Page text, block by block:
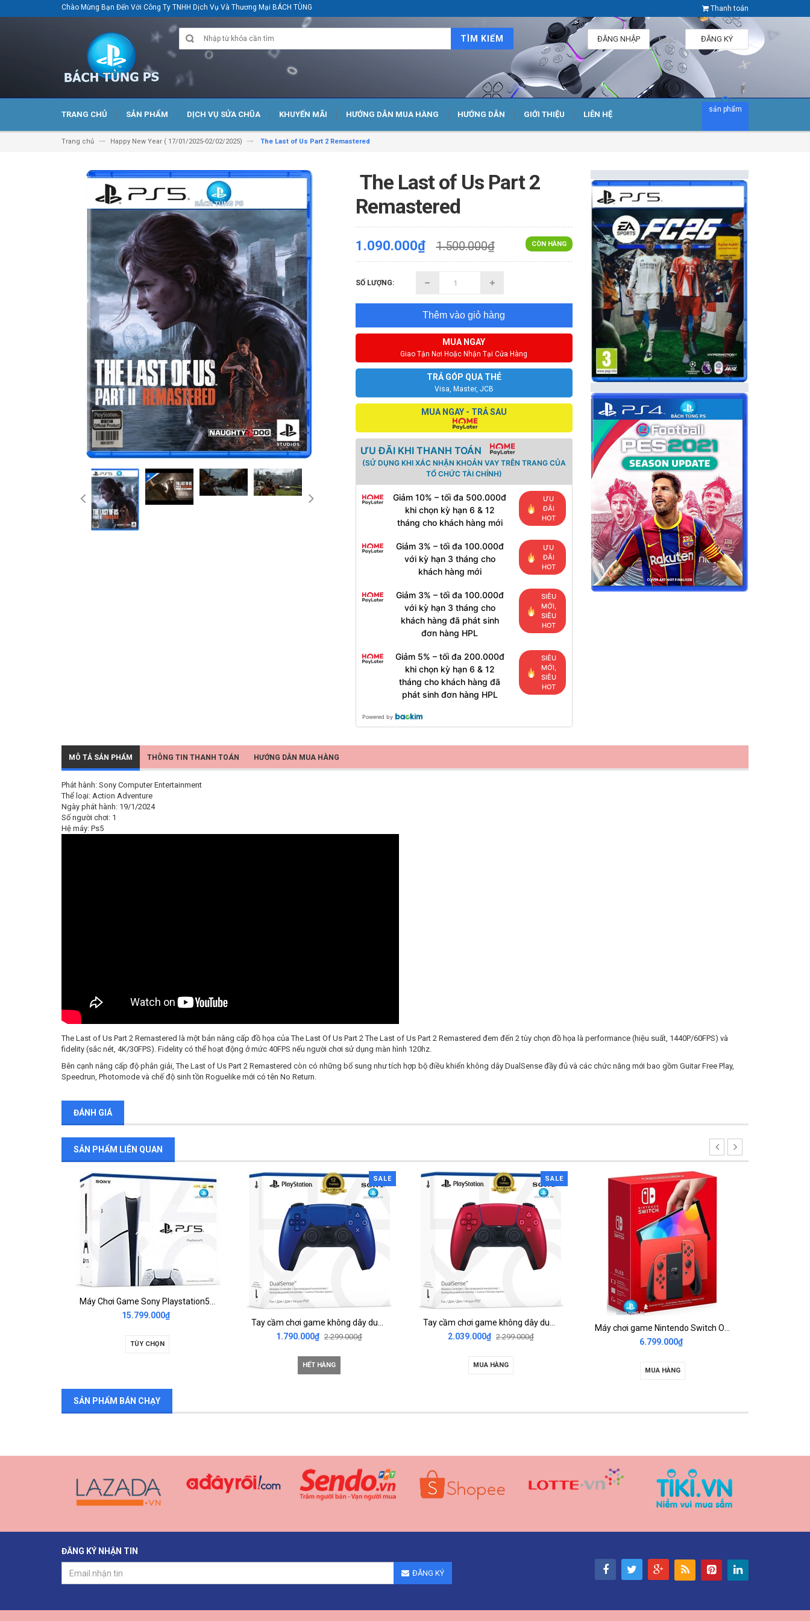
Chào Mừng Bạn Đến Với Công Ty TNHH Dịch Vụ Và Thương Mại BÁCH TÙNG Thanh toán
TÌM KIẾM ĐĂNG KÝ
hoặc
ĐĂNG NHẬP
TRANG CHỦ SẢN PHẨM DỊCH VỤ SỬA CHŨA KHUYẾN MÃI HƯỚNG DẪN MUA HÀNG HƯỚNG DẪN GIỚI THIỆU LIÊN HỆ
sản phẩm
Trang chủ Happy New Year ( 17/01/2025-02/02/2025) The Last of Us Part 2 Remastered
The Last of Us Part 2
Remastered
CÒN HÀNG
1.090.000₫ 1.500.000₫
SỐ LƯỢNG:
Thêm vào giỏ hàng
MUA NGAY
Giao Tận Nơi Hoặc Nhận Tại Cửa Hàng
TRẢ GÓP QUA THẺ
Visa, Master, JCB
MUA NGAY - TRẢ SAU
ƯU ĐÃI KHI THANH TOÁN
(SỬ DỤNG KHI XÁC NHẬN KHOẢN VAY TRÊN TRANG CỦA
TỔ CHỨC TÀI CHÍNH)
Giảm 10% – tối đa 500.000đ
khi chọn kỳ hạn 6 & 12
tháng cho khách hàng mới
ƯU
ĐÃI
HOT
Giảm 3% – tối đa 100.000đ
với kỳ hạn 3 tháng cho
khách hàng mới
ƯU
ĐÃI
HOT
Giảm 3% – tối đa 100.000đ
với kỳ hạn 3 tháng cho
khách hàng đã phát sinh
đơn hàng HPL
SIÊU
MỚI,
SIÊU
HOT
Giảm 5% – tối đa 200.000đ
khi chọn kỳ hạn 6 & 12
tháng cho khách hàng đã
phát sinh đơn hàng HPL
SIÊU
MỚI,
SIÊU
HOT
Powered by
MÔ TẢ SẢN PHẨM THÔNG TIN THANH TOÁN HƯỚNG DẪN MUA HÀNG
Phát hành: Sony Computer Entertainment
Thể loại: Action Adventure
Ngày phát hành: 19/1/2024
Số người chơi: 1
Hệ máy: Ps5
The Last of Us Part 2 Remastered là một bản nâng cấp đồ họa của The Last Of Us Part 2 The Last of Us Part 2 Remastered đem đến 2 tùy chọn đồ họa là performance (hiệu suất, 1440P/60FPS) và
fidelity (sắc nét, 4K/30FPS). Fidelity có thể hoạt động ở mức 40FPS nếu người chơi sử dụng màn hình 120hz.
Bên cạnh nâng cấp độ phân giải, The Last of Us Part 2 Remastered còn có những bổ sung như tích hợp bộ điều khiển không dây DualSense đầy đủ và các chức năng mới bao gồm Guitar Free Play,
Speedrun, Photomode và chế độ sinh tồn Roguelike mới có tên No Return.
ĐÁNH GIÁ
SẢN PHẨM LIÊN QUAN
15.799.000₫
TÙY CHỌN
SALE
1.790.000₫ 2.299.000₫
HẾT HÀNG
SALE
2.039.000₫ 2.299.000₫
MUA HÀNG
6.799.000₫
MUA HÀNG
SẢN PHẨM BÁN CHẠY
ĐĂNG KÝ NHẬN TIN
ĐĂNG KÝ